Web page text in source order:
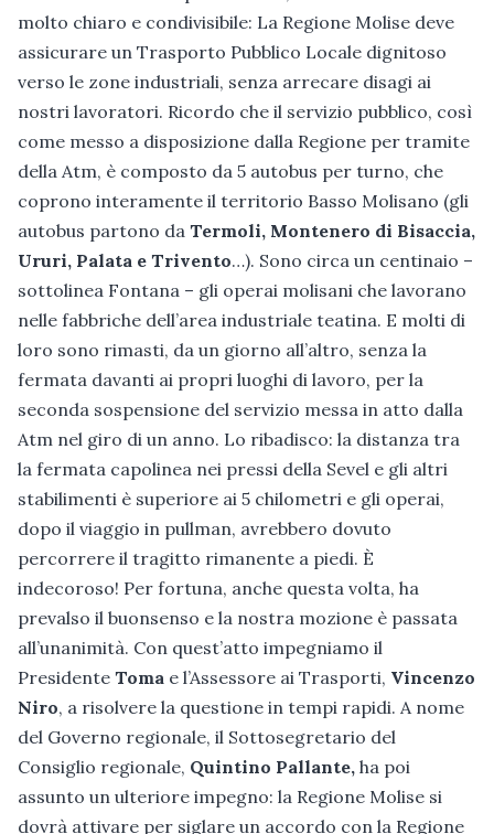
molto chiaro e condivisibile: La Regione Molise deve
assicurare un Trasporto Pubblico Locale dignitoso
verso le zone industriali, senza arrecare disagi ai
nostri lavoratori. Ricordo che il servizio pubblico, così
come messo a disposizione dalla Regione per tramite
della Atm, è composto da 5 autobus per turno, che
coprono interamente il territorio Basso Molisano (gli
autobus partono da Termoli, Montenero di Bisaccia,
Ururi, Palata e Trivento…). Sono circa un centinaio –
sottolinea Fontana – gli operai molisani che lavorano
nelle fabbriche dell’area industriale teatina. E molti di
loro sono rimasti, da un giorno all’altro, senza la
fermata davanti ai propri luoghi di lavoro, per la
seconda sospensione del servizio messa in atto dalla
Atm nel giro di un anno. Lo ribadisco: la distanza tra
la fermata capolinea nei pressi della Sevel e gli altri
stabilimenti è superiore ai 5 chilometri e gli operai,
dopo il viaggio in pullman, avrebbero dovuto
percorrere il tragitto rimanente a piedi. È
indecoroso! Per fortuna, anche questa volta, ha
prevalso il buonsenso e la nostra mozione è passata
all’unanimità. Con quest’atto impegniamo il
Presidente Toma e l’Assessore ai Trasporti, Vincenzo
Niro, a risolvere la questione in tempi rapidi. A nome
del Governo regionale, il Sottosegretario del
Consiglio regionale, Quintino Pallante, ha poi
assunto un ulteriore impegno: la Regione Molise si
dovrà attivare per siglare un accordo con la Regione